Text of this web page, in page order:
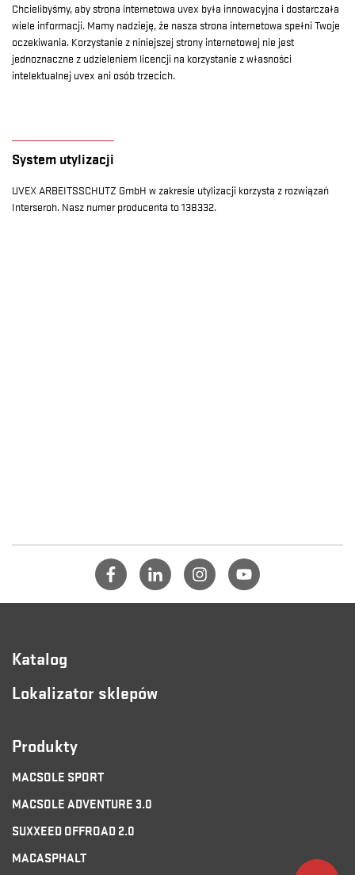
Chcielibyśmy, aby strona internetowa uvex była innowacyjna i dostarczała
wiele informacji. Mamy nadzieję, że nasza strona internetowa spełni Twoje
oczekiwania. Korzystanie z niniejszej strony internetowej nie jest
jednoznaczne z udzieleniem licencji na korzystanie z własności
intelektualnej uvex ani osób trzecich.
System utylizacji
UVEX ARBEITSSCHUTZ GmbH w zakresie utylizacji korzysta z rozwiązań
Interseroh. Nasz numer producenta to 138332.
Katalog
Lokalizator sklepów
Produkty
MACSOLE SPORT
MACSOLE ADVENTURE 3.0
SUXXEED OFFROAD 2.0
MACASPHALT